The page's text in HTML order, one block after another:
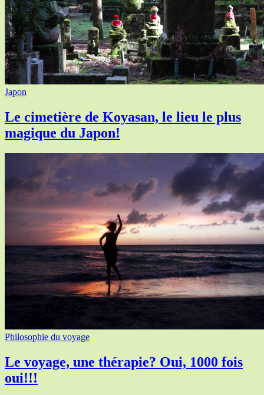
Japon
Le cimetière de Koyasan, le lieu le plus
magique du Japon!
Philosophie du voyage
Le voyage, une thérapie? Oui, 1000 fois
oui!!!